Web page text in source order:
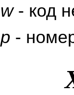
w- код
p -